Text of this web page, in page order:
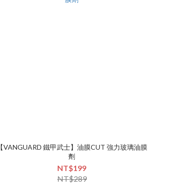
【VANGUARD 鐵甲武士】油膜CUT 強力玻璃油膜
劑
NT$199
NT$289